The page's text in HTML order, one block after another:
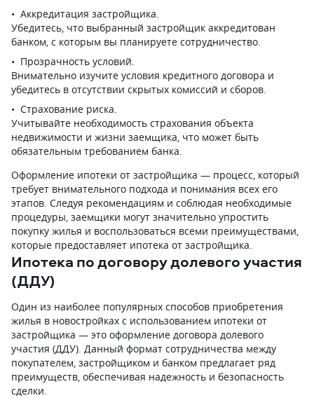
Аккредитация застройщика.
Убедитесь, что выбранный застройщик аккредитован
банком, с которым вы планируете сотрудничество.
Прозрачность условий.
Внимательно изучите условия кредитного договора и
убедитесь в отсутствии скрытых комиссий и сборов.
Страхование риска.
Учитывайте необходимость страхования объекта
недвижимости и жизни заемщика, что может быть
обязательным требованием банка.
Оформление ипотеки от застройщика — процесс, который
требует внимательного подхода и понимания всех его
этапов. Следуя рекомендациям и соблюдая необходимые
процедуры, заемщики могут значительно упростить
покупку жилья и воспользоваться всеми преимуществами,
которые предоставляет ипотека от застройщика.
Ипотека по договору долевого участия
(ДДУ)
Один из наиболее популярных способов приобретения
жилья в новостройках с использованием ипотеки от
застройщика — это оформление договора долевого
участия (ДДУ). Данный формат сотрудничества между
покупателем, застройщиком и банком предлагает ряд
преимуществ, обеспечивая надежность и безопасность
сделки.